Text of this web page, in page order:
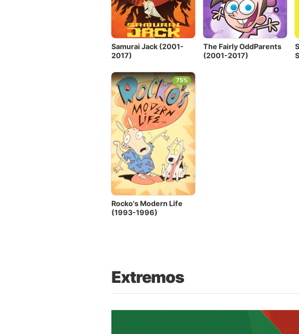
Samurai Jack (2001-
2017)
The Fairly OddParents
(2001-2017)
Rocko's Modern Life
(1993-1996)
75%
Extremos